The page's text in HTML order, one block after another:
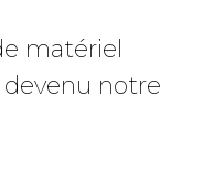
matériel
notre